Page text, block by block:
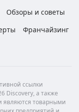
Обзоры и советы
Франчайзинг
ссылки
Discovery, а также
являются товарными